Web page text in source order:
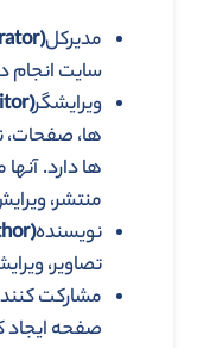
مدیرکل(Administrator)
سایت انجام
ویرایشگر(Editor)
ها، صفحات،
ها دارد.
منتشر،
نویسنده(Author)
تصاویر،
مشارکت
صفحه ایجاد